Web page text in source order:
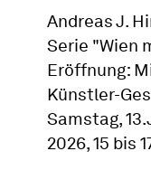
Andreas J.
Serie "Wien
Eröffnung:
Künstler-
Samstag,
2026, 15 bis